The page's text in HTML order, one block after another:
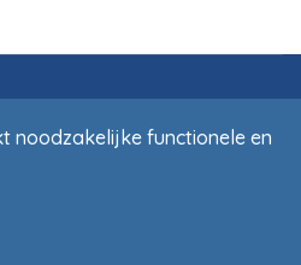
CHORUS
BYRIMBIT.BE
noodzakelijke functionele en